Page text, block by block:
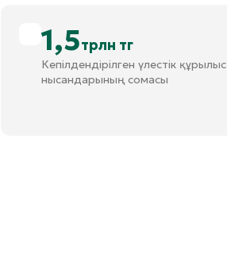
1,5трлн тг
Кепілдендірілген үлестік құрылыс
нысандарының сомасы